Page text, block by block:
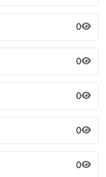
0
0
0
0
0